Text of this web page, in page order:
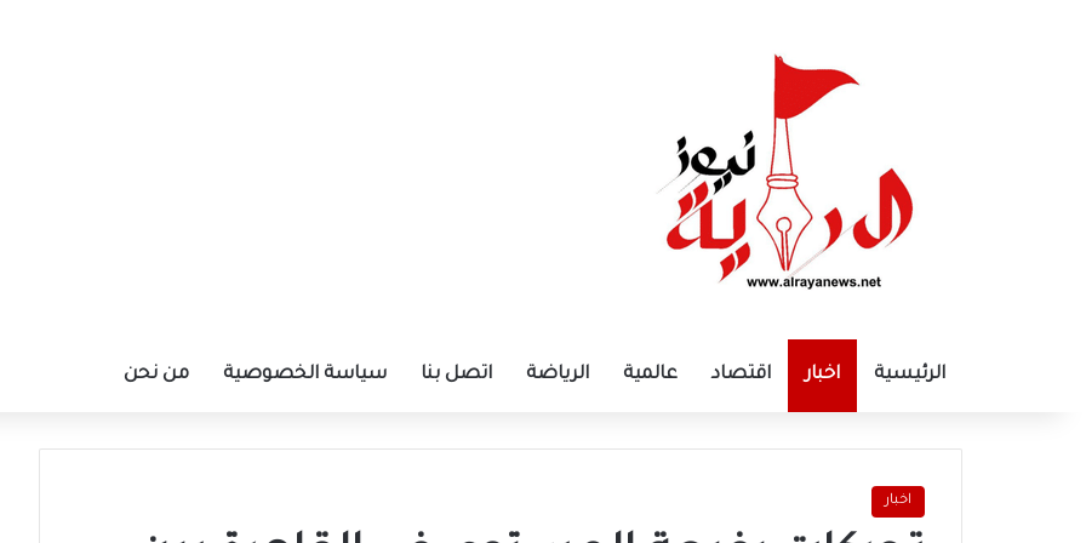
الرئيسية اخبار اقتصاد عالمية الرياضة اتصل بنا سياسة الخصوصية من نحن
اخبار